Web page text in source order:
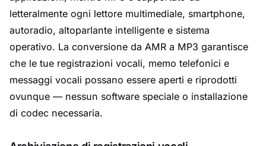
letteralmente ogni lettore multimediale, smartphone,
autoradio, altoparlante intelligente e sistema
operativo. La conversione da AMR a MP3 garantisce
che le tue registrazioni vocali, memo telefonici e
messaggi vocali possano essere aperti e riprodotti
ovunque — nessun software speciale o installazione
di codec necessaria.